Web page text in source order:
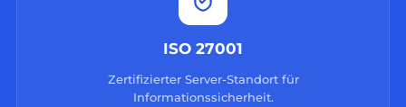
ISO 27001
Zertifizierter Server-Standort für
Informationssicherheit.